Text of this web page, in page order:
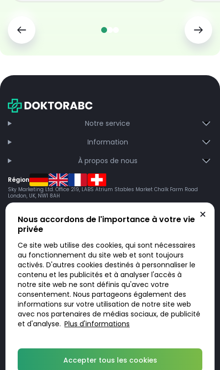
Notre service
Information
À propos de nous
Région
Sky Marketing Ltd. Office 219, LABS Atrium Stables Market Chalk Farm Road
London, UK, NW1 8AH
Doktorabc.com est une plateforme de mise en relation et n’est pas une
pharmacie en ligne. Nous ne vendons ni ne livrons de médicaments ou
autres produits. Les informations sur les produits, médicaments et prix
n’ont pas valeur d’offre. Vous êtes responsable du respect des lois en
vigueur dans votre pays. L’utilisation du site se fait à vos risques et sous
votre responsabilité. Vous visitez et utilisez ce site de votre propre
initiative.
Nous accordons de l'importance à votre vie
privée
Ce site web utilise des cookies, qui sont nécessaires
au fonctionnement du site web et sont toujours
activés. D'autres cookies destinés à personnaliser le
contenu et les publicités et à analyser l'accès à
notre site web ne sont définis qu'avec votre
consentement. Nous partageons également des
informations sur votre utilisation de notre site web
avec nos partenaires de médias sociaux, de publicité
et d'analyse. Plus d'informations
Accepter tous les cookies